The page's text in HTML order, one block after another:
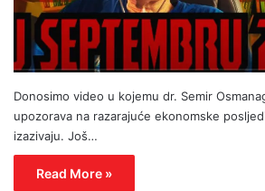
Donosimo video u kojemu dr. Semir
upozorava na razarajuće ekonomske
izazivaju. Još…
Read More »